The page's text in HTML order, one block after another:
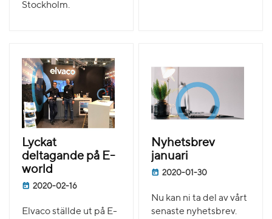
Stockholm.
Lyckat
deltagande på E-
world
2020-02-16
Elvaco ställde ut på E-
Nyhetsbrev
januari
2020-01-30
Nu kan ni ta del av vårt
senaste nyhetsbrev.